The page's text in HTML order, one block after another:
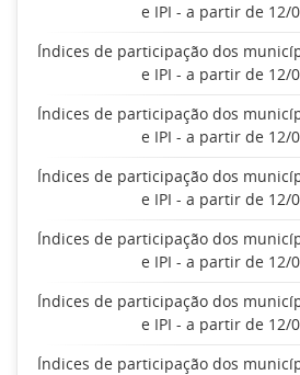
e IPI - a partir de 12/
Índices de participação dos
e IPI - a partir de 12/
Índices de participação dos
e IPI - a partir de 12/
Índices de participação dos
e IPI - a partir de 12/
Índices de participação dos
e IPI - a partir de 12/
Índices de participação dos
e IPI - a partir de 12/
Índices de participação dos